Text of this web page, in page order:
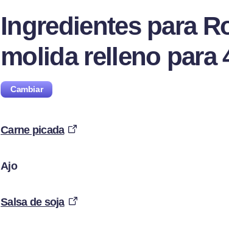
Ingredientes para
molida relleno para
Carne picada
Ajo
Salsa de soja